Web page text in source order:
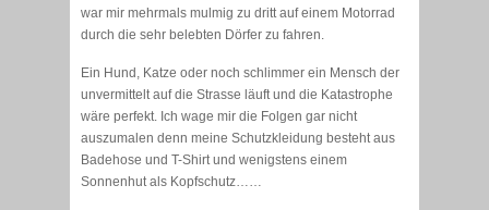
war mir mehrmals mulmig zu dritt auf einem Motorrad
durch die sehr belebten Dörfer zu fahren.
Ein Hund, Katze oder noch schlimmer ein Mensch der
unvermittelt auf die Strasse läuft und die Katastrophe
wäre perfekt. Ich wage mir die Folgen gar nicht
auszumalen denn meine Schutzkleidung besteht aus
Badehose und T-Shirt und wenigstens einem
Sonnenhut als Kopfschutz……